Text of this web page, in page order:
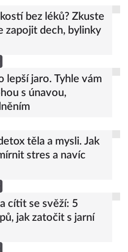
bez léků? Zkuste
zapojit dech, bylinky
lepší jaro. Tyhle vám
s únavou,
těla a mysli. Jak
stres a navíc
cítit se svěží: 5
jak zatočit s jarní